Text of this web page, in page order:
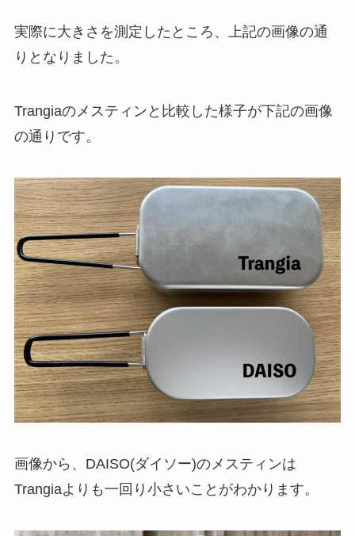
実際に大きさを測定したところ、上記の画像の通
りとなりました。
Trangiaのメスティンと比較した様子が下記の画像
の通りです。
画像から、DAISO(ダイソー)のメスティンは
Trangiaよりも一回り小さいことがわかります。